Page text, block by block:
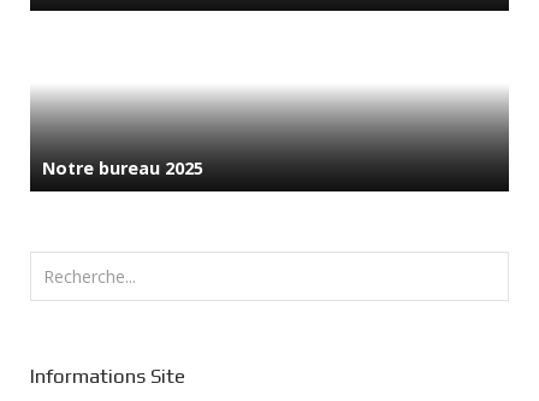
Notre bureau 2025
Informations Site